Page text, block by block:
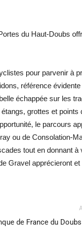
du Haut-Doubs
pour parvenir à
référence évidente
échappée sur les
grottes et points
le parcours
ou de Consolation-
tout en donnant à
Gravel apprécieront et
de France du